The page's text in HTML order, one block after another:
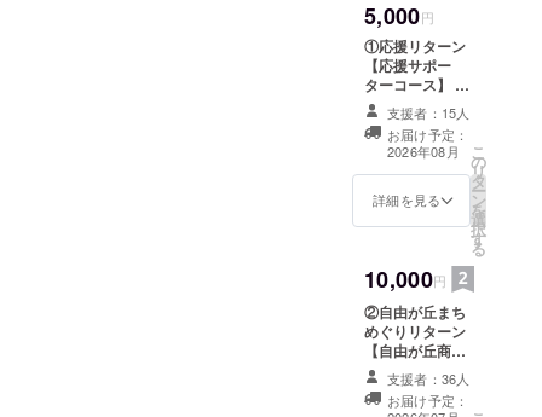
援サポーター
証〉 形式 ・PDF
データ(B5サイ
ズ) ・メール添付
記載内容 ・サン
クスネイチャー
バス サポー
ター証のタイト
ル ・本プロジェ
クトを応援いた
だいた証である
旨の文章 ・支援
月） ・発行元
サンクスネイ
チャーバスを走
らす会 ※本サ
ポーター証には
個別の氏名記載
は行いません。
※ニックネームご
5,000円
①応援リターン
【応援サポー
ターコース】 ❶
お礼メール ❷応
援サポーター証
（PDF） ❸ホー
ムページにお名
前掲載 ご支援い
ただいた皆さま
けし、ホーム
ページにお名前
を掲載させてい
ただきます。
〈応援サポー
ター証〉 形式 ・
PDFデータ(B5
支援者：15人
お届け予定：
2026年08月
詳細を見る
こ
の
リ
タ
ー
ン
を
選
択
す
る
10,000円
②自由が丘まち
めぐりリターン
【自由が丘商店
街振興組合の２
６店舗の中から
お好きなお店を
支援者：36人
お届け予定：